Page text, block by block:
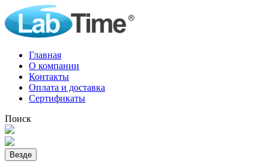
Главная
О компании
Контакты
Оплата и доставка
Сертификаты
Поиск
Везде